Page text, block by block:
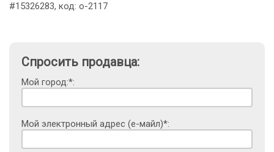
#15326283, код: o-2117
Спросить продавца:
Мой город:*:
Мой электронный адрес (е-майл)*: